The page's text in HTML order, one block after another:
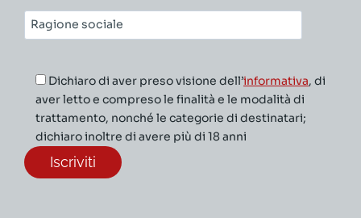
Ragione
sociale*
Dichiaro di aver preso visione dell’informativa, di
aver letto e compreso le finalità e le modalità di
trattamento, nonché le categorie di destinatari;
dichiaro inoltre di avere più di 18 anni